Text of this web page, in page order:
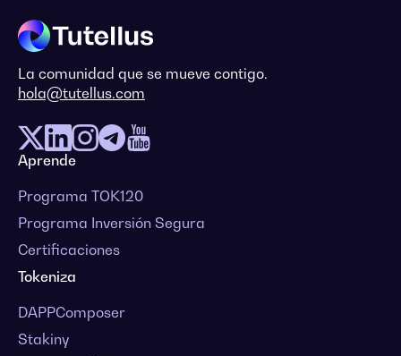
La comunidad que se mueve contigo.
hola@tutellus.com
Aprende
Programa TOK120
Programa Inversión Segura
Certificaciones
Tokeniza
DAPPComposer
Stakiny